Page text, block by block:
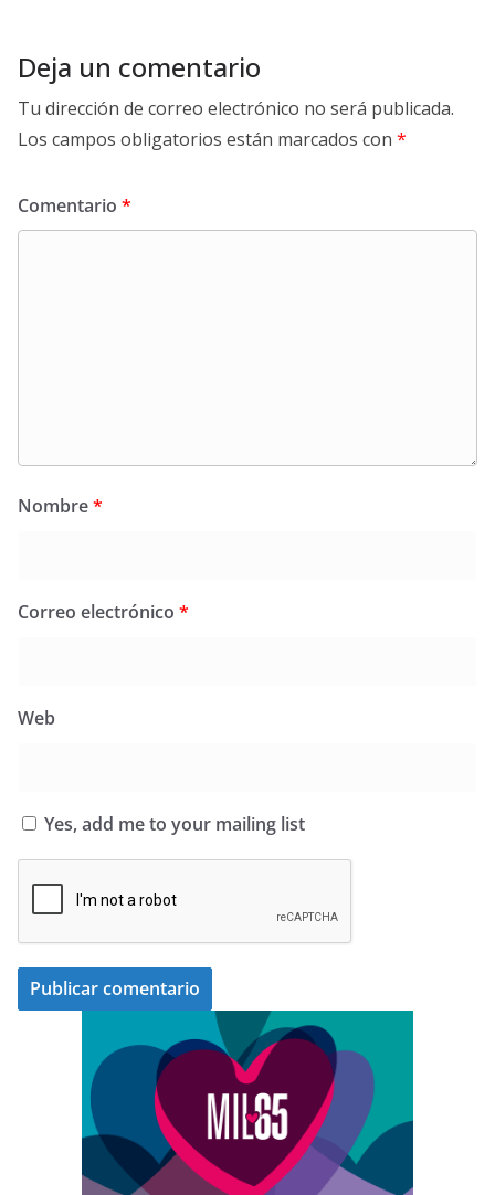
Deja un comentario
Tu dirección de correo electrónico no será publicada.
Los campos obligatorios están marcados con *
Comentario *
Nombre*
Correo electrónico *
Web
Yes, add me to your mailing list